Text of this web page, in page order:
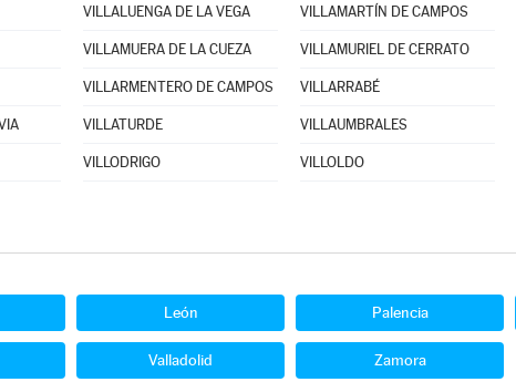
VILLALUENGA DE LA VEGA VILLAMARTÍN DE CAMPOS
VILLAMUERA DE LA CUEZA VILLAMURIEL DE CERRATO
VILLARMENTERO DE CAMPOS VILLARRABÉ
VILLATURDE VILLAUMBRALES
VILLODRIGO VILLOLDO
León Palencia
Valladolid Zamora